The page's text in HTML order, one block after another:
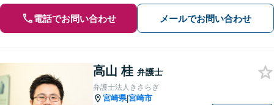
電話でお問い合わせ メールでお問い合わせ
高山 桂 弁護士
弁護士法人きさらぎ
宮崎県|宮崎市